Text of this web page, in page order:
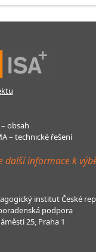
– obsah
– technické řešení
další informace k
institut České
podpora
25, Praha 1